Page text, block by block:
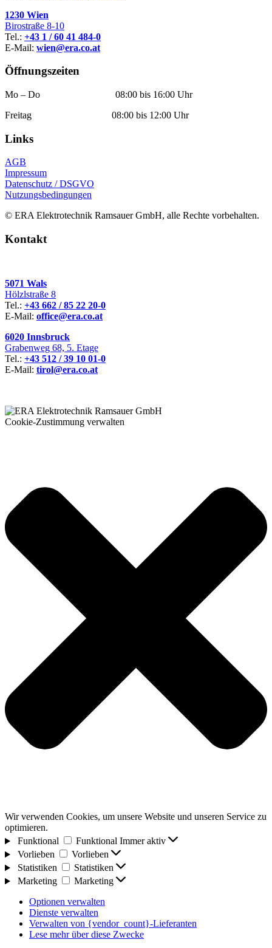
1230 Wien
Birostraße 8-10
Tel.: +43 1 / 60 41 484-0
E-Mail: wien@era.co.at
Öffnungszeiten
Mo – Do 08:00 bis 16:00 Uhr
Freitag 08:00 bis 12:00 Uhr
Links
AGB
Impressum
Datenschutz / DSGVO
Nutzungsbedingungen
© ERA Elektrotechnik Ramsauer GmbH, alle Rechte vorbehalten.
Kontakt
5071 Wals
Hölzlstraße 8
Tel.: +43 662 / 85 22 20-0
E-Mail: office@era.co.at
6020 Innsbruck
Grabenweg 68, 5. Etage
Tel.: +43 512 / 39 10 01-0
E-Mail: tirol@era.co.at
Cookie-Zustimmung verwalten
Wir verwenden Cookies, um unsere Website und unseren Service zu
optimieren.
Funktional
Funktional Immer aktiv
Vorlieben
Vorlieben
Statistiken
Statistiken
Marketing
Marketing
Optionen verwalten
Dienste verwalten
Verwalten von {vendor_count}-Lieferanten
Lese mehr über diese Zwecke